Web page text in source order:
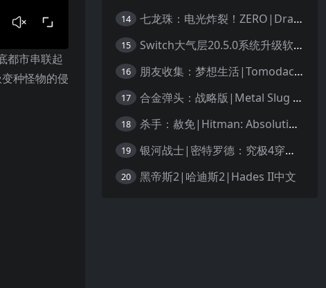
都市串联起
种怪物的侵
14 七龙珠：电光炸裂！ZERO|Dragon Ball: Sparking! Zero中文
15 Switch大气层20.5.0系统升级软硬破通用教程
16 朋友收集：梦想生活|Tomodachi Life: Living the Dream中文
17 合金弹头：战略版|Metal Slug Tactics中文
18 杀手：赦免|Hitman: Absolution汉化
19 银河战士|密特罗德：究极4穿越未知|Metroid Prime 4: Beyond中文
20 黑帝斯2|哈迪斯2|Hades II中文